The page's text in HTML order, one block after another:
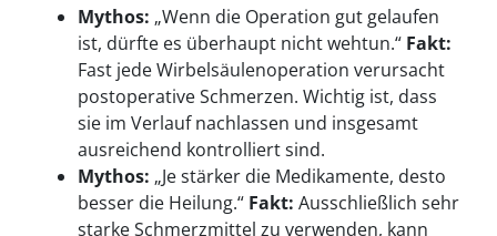
Mythos: „Wenn die Operation gut gelaufen
ist, dürfte es überhaupt nicht wehtun.“ Fakt:
Fast jede Wirbelsäulenoperation verursacht
postoperative Schmerzen. Wichtig ist, dass
sie im Verlauf nachlassen und insgesamt
ausreichend kontrolliert sind.
Mythos: „Je stärker die Medikamente, desto
besser die Heilung.“ Fakt: Ausschließlich sehr
starke Schmerzmittel zu verwenden, kann